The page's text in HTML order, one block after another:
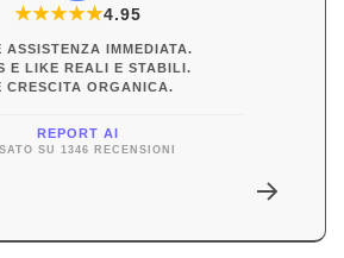
★★★★★
★4.95
ASSISTENZA IMMEDIATA.
E LIKE REALI E STABILI.
CRESCITA ORGANICA.
REPORT AI
SU 1346 RECENSIONI